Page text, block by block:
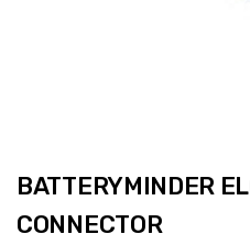
BATTERYMINDER
CONNECTOR